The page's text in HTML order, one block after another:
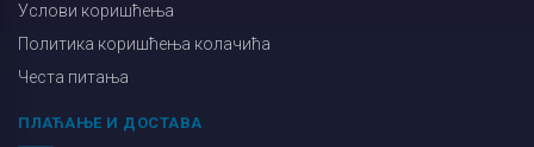
Услови коришћења
Политика коришћења колачића
Честа питања
ПЛАЋАЊЕ И ДОСТАВА